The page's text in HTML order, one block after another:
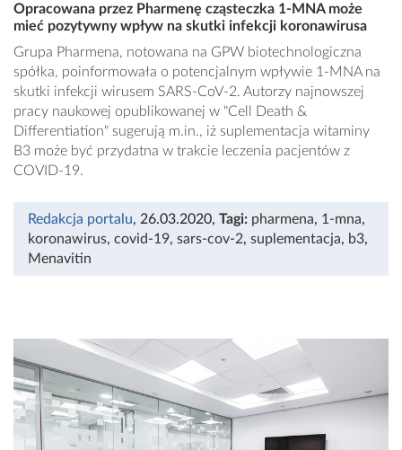
Opracowana przez Pharmenę cząsteczka 1-MNA może
mieć pozytywny wpływ na skutki infekcji koronawirusa
Grupa Pharmena, notowana na GPW biotechnologiczna
spółka, poinformowała o potencjalnym wpływie 1-MNA na
skutki infekcji wirusem SARS-CoV-2. Autorzy najnowszej
pracy naukowej opublikowanej w "Cell Death &
Differentiation" sugerują m.in., iż suplementacja witaminy
B3 może być przydatna w trakcie leczenia pacjentów z
COVID-19.
Redakcja portalu, 26.03.2020, Tagi: pharmena, 1-mna,
koronawirus, covid-19, sars-cov-2, suplementacja, b3,
Menavitin